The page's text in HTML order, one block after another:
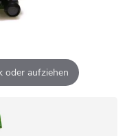
oder aufziehen